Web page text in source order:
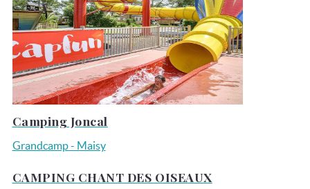
Camping Joncal
Grandcamp - Maisy
CAMPING CHANT DES OISEAUX